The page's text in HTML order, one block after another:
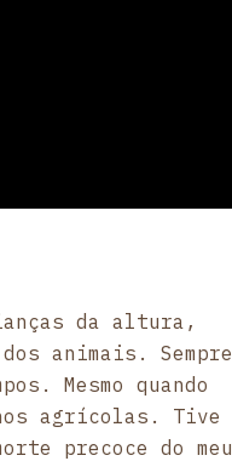
da altura,
animais. Sempre
Mesmo quando
agrícolas. Tive
precoce do meu